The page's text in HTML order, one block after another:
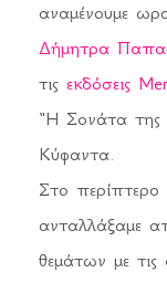
αναμένουμε
Δήμητρα
τις εκδόσεις
“Η Σονάτα της
Κύφαντα.
Στο
ανταλλάξαμε
θεμάτων με τις